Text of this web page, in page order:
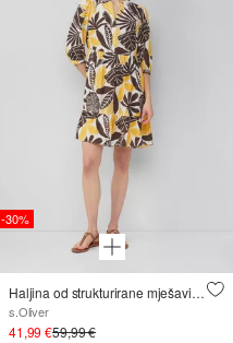
-30%
Haljina od strukturirane mješavine viskoze s proreznim džepovima
s.Oliver
41,99 €59,99 €